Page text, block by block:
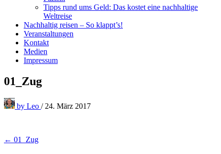
Tipps rund ums Geld: Das kostet eine nachhaltige
Weltreise
Nachhaltig reisen – So klappt’s!
Veranstaltungen
Kontakt
Medien
Impressum
01_Zug
by Leo / 24. März 2017
Beitragsnavigation
← 01_Zug